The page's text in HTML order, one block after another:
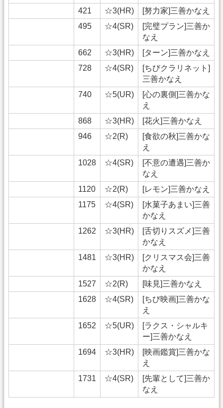
421
☆3(HR)
[努力家]三善かなえ
495
☆4(SR)
[完璧プラン]三善か
なえ
662
☆3(HR)
[ターン]三善かなえ
728
☆4(SR)
[ちびクラリネット]
三善かなえ
740
☆5(UR)
[心の裏側]三善かな
え
868
☆3(HR)
[花火]三善かなえ
946
☆2(R)
[食欲の秋]三善かな
え
1028
☆4(SR)
[不意の遭遇]三善か
なえ
1120
☆2(R)
[レモン]三善かなえ
1175
☆4(SR)
[水菓子あまい]三善
かなえ
1262
☆3(HR)
[舌切りスズメ]三善
かなえ
1481
☆3(HR)
[クリスマス会]三善
かなえ
1527
☆2(R)
[味見]三善かなえ
1628
☆4(SR)
[ちび映画]三善かな
え
1652
☆5(UR)
[ラクス・シャルキ
ー]三善かなえ
1694
☆3(HR)
[映画鑑賞]三善かな
え
1731
☆4(SR)
[先輩として]三善か
なえ